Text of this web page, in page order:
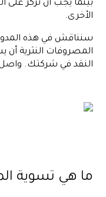
بينما يجب أن تركز على
الأخرى.
سنناقش في هذه
المصروفات النثرية
النقد في شركتك. واصل
ما هي تسوية